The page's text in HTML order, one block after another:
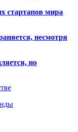
стартапов мира
несмотря
но